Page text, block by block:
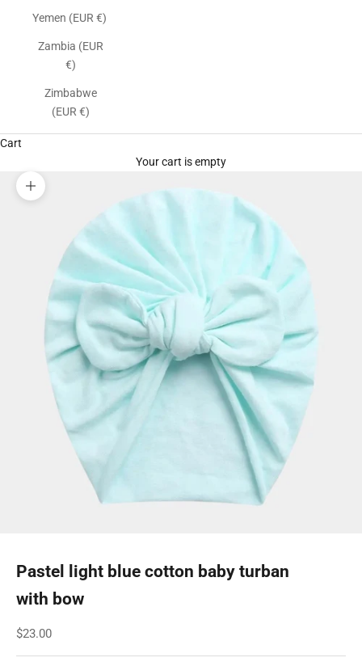
Yemen (EUR €)
Zambia (EUR
€)
Zimbabwe
(EUR €)
Cart
Your cart is empty
Zoom picture
Pastel light blue cotton baby turban
with bow
Sale price
$23.00